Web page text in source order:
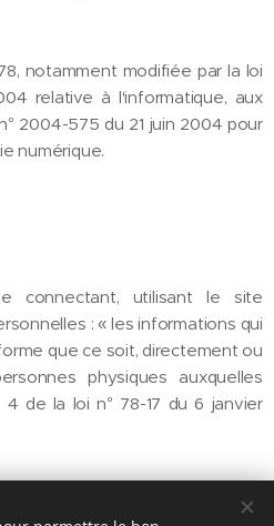
notamment modifiée par la loi
relative à l'informatique, aux
2004-575 du 21 juin 2004 pour
numérique.
connectant, utilisant le site
: « les informations qui
que ce soit, directement ou
physiques auxquelles
de la loi n° 78-17 du 6 janvier